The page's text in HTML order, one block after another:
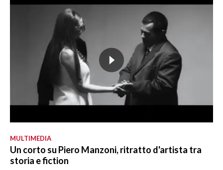
MULTIMEDIA
Un corto su Piero Manzoni, ritratto d'artista tra
storia e fiction